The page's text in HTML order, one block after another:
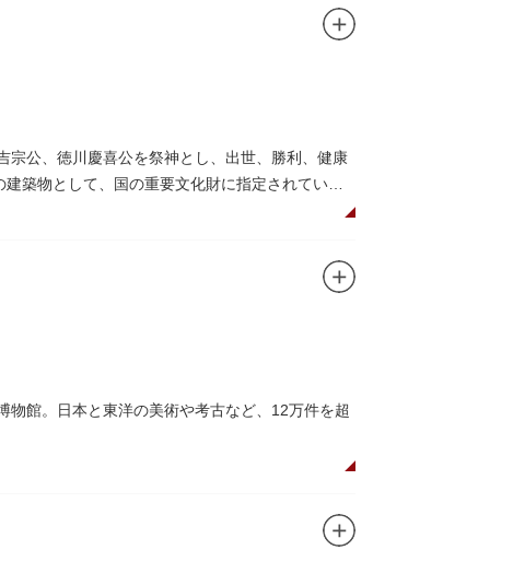
しい商店街の景観を見ることができます。東京
が訪れ、買い物や散策を楽しんでいます。
宗公、徳川慶喜公を祭神とし、出世、勝利、健康
築物として、国の重要文化財に指定されていま
日光東照宮までお参りに行けない江戸の人々の
れることもあるので、拝観を申し込んでみては
ユニコのお守りなど愛らしいものがあります
館。日本と東洋の美術や考古など、12万件を超
国宝を所蔵。常に貴重な文化財を公開し、講座や
高い内部装飾にも注目してみてください。初め